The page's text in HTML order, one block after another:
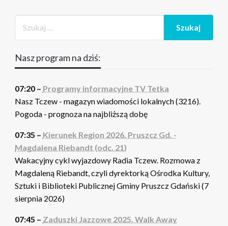
Nasz program na dziś:
07:20 – Programy informacyjne TV Tetka
Nasz Tczew - magazyn wiadomości lokalnych (3216).
Pogoda - prognoza na najbliższą dobę
07:35 – Kierunek Region 2026. Pruszcz Gd. -
Magdalena Riebandt (odc. 21)
Wakacyjny cykl wyjazdowy Radia Tczew. Rozmowa z
Magdaleną Riebandt, czyli dyrektorką Ośrodka Kultury,
Sztuki i Biblioteki Publicznej Gminy Pruszcz Gdański (7
sierpnia 2026)
07:45 – Zaduszki Jazzowe 2025. Walk Away